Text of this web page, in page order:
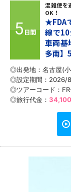
5 日間
混雑便を
OK！
★FDA
線で
車両基
多南】
◎出発地：名古屋(
◎設定期間：2026/
◎ツアーコード：
◎旅行代金： 34,100